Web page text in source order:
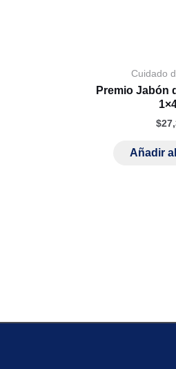
Cuidado
Premio Jabón
$
Añadir